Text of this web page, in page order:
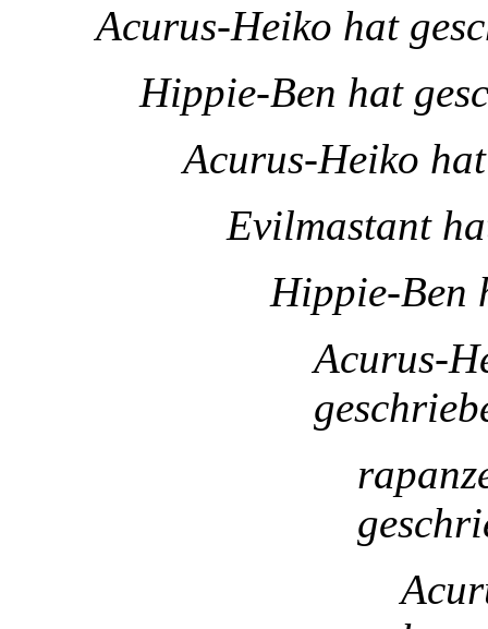
Acurus-Heiko hat
Hippie-Ben hat
Acurus-Heiko
Evilmastant
Hippie-Ben
Acurus-